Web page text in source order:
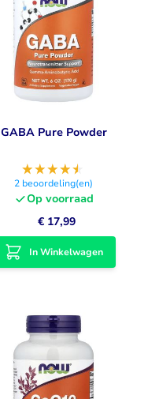
GABA Pure Powder
2 beoordeling(en)
Op voorraad
€ 17,99
In Winkelwagen